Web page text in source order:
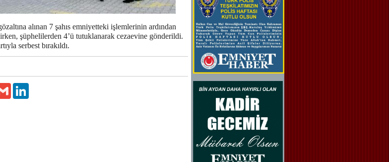
alınan 7 şahıs emniyetteki işlemlerinin ardından
şüphelilerden 4’ü tutuklanarak cezaevine gönderildi.
serbest bırakıldı.
Gmail